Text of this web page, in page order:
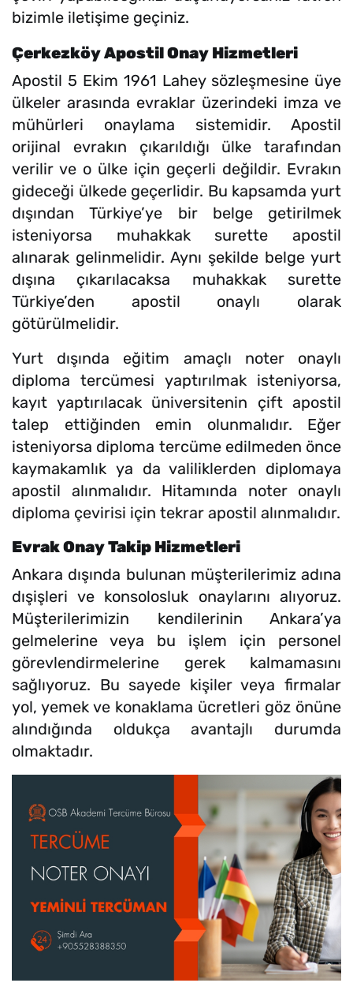
bizimle iletişime geçiniz.
Çerkezköy Apostil Onay Hizmetleri
Apostil 5 Ekim 1961 Lahey sözleşmesine üye
ülkeler arasında evraklar üzerindeki imza ve
mühürleri onaylama sistemidir. Apostil
orijinal evrakın çıkarıldığı ülke tarafından
verilir ve o ülke için geçerli değildir. Evrakın
gideceği ülkede geçerlidir. Bu kapsamda yurt
dışından Türkiye’ye bir belge getirilmek
isteniyorsa muhakkak surette apostil
alınarak gelinmelidir. Aynı şekilde belge yurt
dışına çıkarılacaksa muhakkak surette
Türkiye’den apostil onaylı olarak
götürülmelidir.
Yurt dışında eğitim amaçlı noter onaylı
diploma tercümesi yaptırılmak isteniyorsa,
kayıt yaptırılacak üniversitenin çift apostil
talep ettiğinden emin olunmalıdır. Eğer
isteniyorsa diploma tercüme edilmeden önce
kaymakamlık ya da valiliklerden diplomaya
apostil alınmalıdır. Hitamında noter onaylı
diploma çevirisi için tekrar apostil alınmalıdır.
Evrak Onay Takip Hizmetleri
Ankara dışında bulunan müşterilerimiz adına
dışişleri ve konsolosluk onaylarını alıyoruz.
Müşterilerimizin kendilerinin Ankara’ya
gelmelerine veya bu işlem için personel
görevlendirmelerine gerek kalmamasını
sağlıyoruz. Bu sayede kişiler veya firmalar
yol, yemek ve konaklama ücretleri göz önüne
alındığında oldukça avantajlı durumda
olmaktadır.